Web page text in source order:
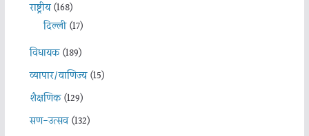
राष्ट्रीय(168)
दिल्ली(17)
विधायक(189)
व्यापार/वाणिज्य(15)
शैक्षणिक(129)
सण-उत्सव(132)